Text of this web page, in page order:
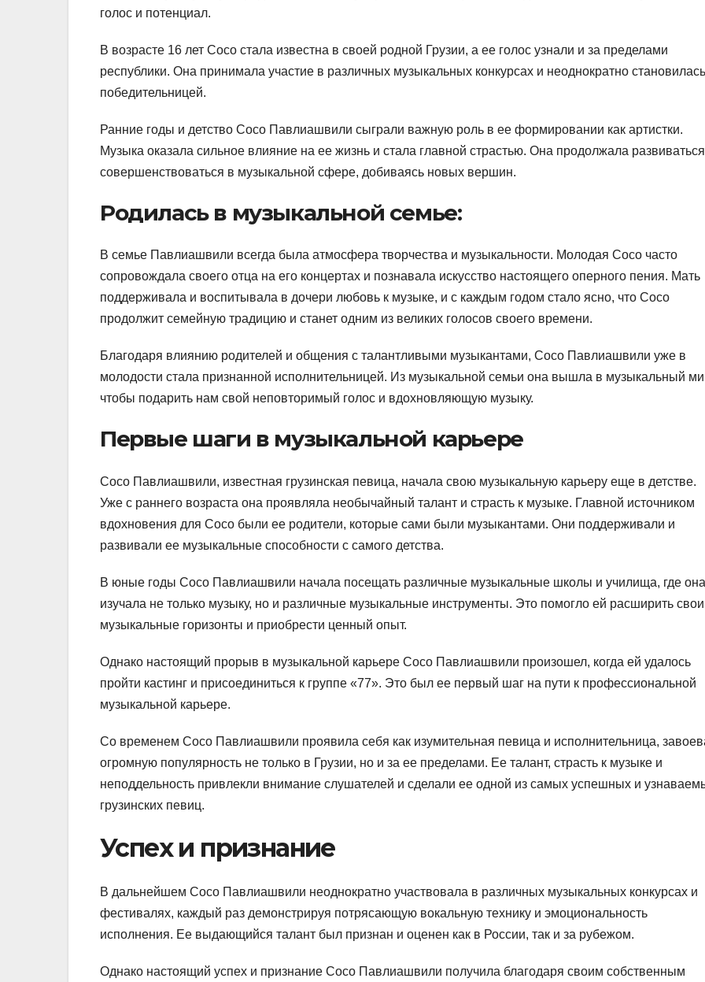
голос и потенциал.
В возрасте 16 лет Сосо стала известна в своей родной Грузии, а ее голос узнали и за пределами
республики. Она принимала участие в различных музыкальных конкурсах и неоднократно становилась
победительницей.
Ранние годы и детство Сосо Павлиашвили сыграли важную роль в ее формировании как артистки.
Музыка оказала сильное влияние на ее жизнь и стала главной страстью. Она продолжала
совершенствоваться в музыкальной сфере, добиваясь новых вершин.
Родилась в музыкальной семье:
В семье Павлиашвили всегда была атмосфера творчества и музыкальности. Молодая Сосо часто
сопровождала своего отца на его концертах и познавала искусство настоящего оперного пения. Мать
поддерживала и воспитывала в дочери любовь к музыке, и с каждым годом стало ясно, что Сосо
продолжит семейную традицию и станет одним из великих голосов своего времени.
Благодаря влиянию родителей и общения с талантливыми музыкантами, Сосо Павлиашвили уже в
молодости стала признанной исполнительницей. Из музыкальной семьи она вышла в музыкальный
чтобы подарить нам свой неповторимый голос и вдохновляющую музыку.
Первые шаги в музыкальной карьере
Сосо Павлиашвили, известная грузинская певица, начала свою музыкальную карьеру еще в детстве.
Уже с раннего возраста она проявляла необычайный талант и страсть к музыке. Главной источником
вдохновения для Сосо были ее родители, которые сами были музыкантами. Они поддерживали и
развивали ее музыкальные способности с самого детства.
В юные годы Сосо Павлиашвили начала посещать различные музыкальные школы и училища, где она
изучала не только музыку, но и различные музыкальные инструменты. Это помогло ей расширить свои
музыкальные горизонты и приобрести ценный опыт.
Однако настоящий прорыв в музыкальной карьере Сосо Павлиашвили произошел, когда ей удалось
пройти кастинг и присоединиться к группе «77». Это был ее первый шаг на пути к профессиональной
музыкальной карьере.
Со временем Сосо Павлиашвили проявила себя как изумительная певица и исполнительница,
огромную популярность не только в Грузии, но и за ее пределами. Ее талант, страсть к музыке и
неподдельность привлекли внимание слушателей и сделали ее одной из самых успешных и
грузинских певиц.
Успех и признание
В дальнейшем Сосо Павлиашвили неоднократно участвовала в различных музыкальных конкурсах и
фестивалях, каждый раз демонстрируя потрясающую вокальную технику и эмоциональность
исполнения. Ее выдающийся талант был признан и оценен как в России, так и за рубежом.
Однако настоящий успех и признание Сосо Павлиашвили получила благодаря своим собственным